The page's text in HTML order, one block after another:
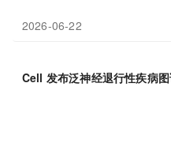
2026-06-22
Cell 发布泛神经退行性疾病